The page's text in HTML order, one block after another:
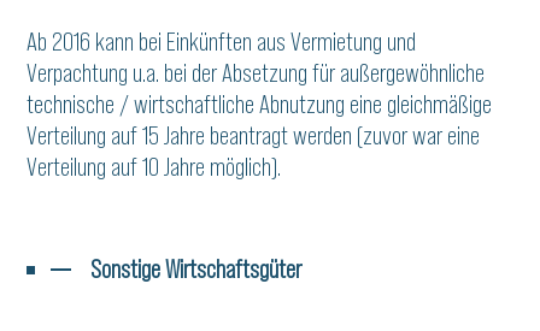
Ab 2016 kann bei Einkünften aus Vermietung und
Verpachtung u.a. bei der Absetzung für außergewöhnliche
technische / wirtschaftliche Abnutzung eine gleichmäßige
Verteilung auf 15 Jahre beantragt werden (zuvor war eine
Verteilung auf 10 Jahre möglich).
Sonstige Wirtschaftsgüter